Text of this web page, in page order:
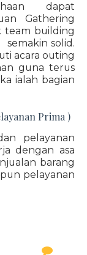
dapat
Gathering
team building
solid.
acara outing
guna terus
ialah bagian
Prima )
pelayanan
dengan asa
barang
pelayanan